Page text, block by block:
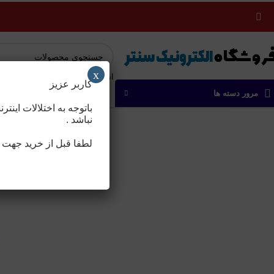
انتخاب دسته بندی
مرور دسته ها
کاربر عزیز
باتوجه به اختلالات
نباشد .
لطفا قبل از خرید جهت
x